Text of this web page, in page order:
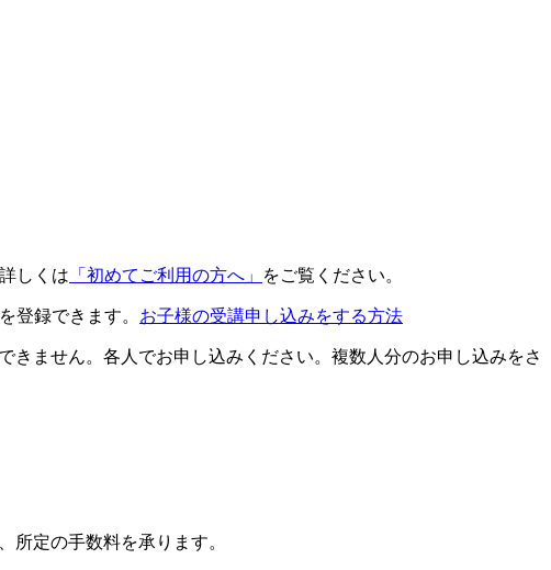
しくは 「初めてご利用の方へ」 をご覧ください。
登録できます。 お子様の受講申し込みをする方法
ません。各人でお申し込みください。複数人分のお申し込みをさ
定の手数料を承ります。